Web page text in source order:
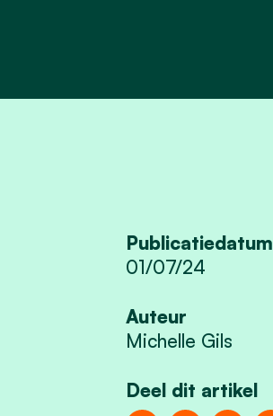
Publicatiedatum
01/07/24
Auteur
Michelle Gils
Deel dit artikel